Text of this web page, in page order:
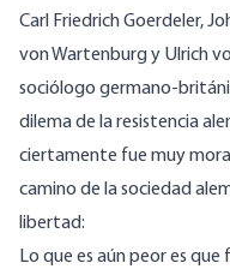
Carl Friedrich Goerdeler,
von Wartenburg y Ulrich
sociólogo germano-
dilema de la resistencia
ciertamente fue muy
camino de la sociedad
libertad:
Lo que es aún peor es